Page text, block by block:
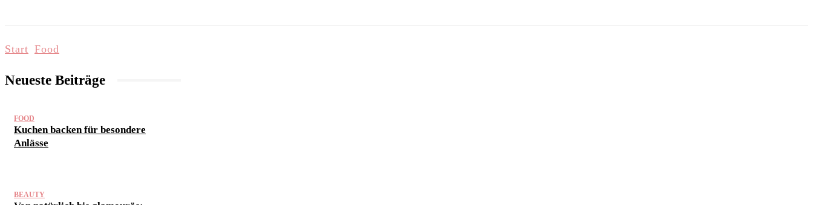
Start Food
Neueste Beiträge
FOOD
Kuchen backen für besondere
Anlässe
BEAUTY